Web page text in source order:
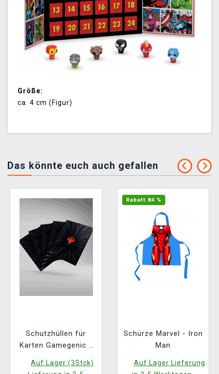
Größe:
ca. 4 cm (Figur)
Das könnte euch auch gefallen
Schutzhüllen für
Karten Gamegenic -
- Premium Double
Auf Lager (3Stck)
Rabatt 84 %
Schürze Marvel - Iron
Man
Auf Lager Lieferung